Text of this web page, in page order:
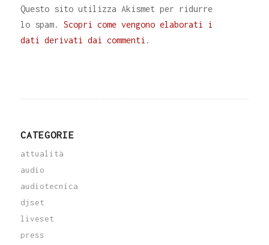
Questo sito utilizza Akismet per ridurre
lo spam. Scopri come vengono elaborati i
dati derivati dai commenti .
CATEGORIE
attualità
audio
audiotecnica
djset
liveset
press